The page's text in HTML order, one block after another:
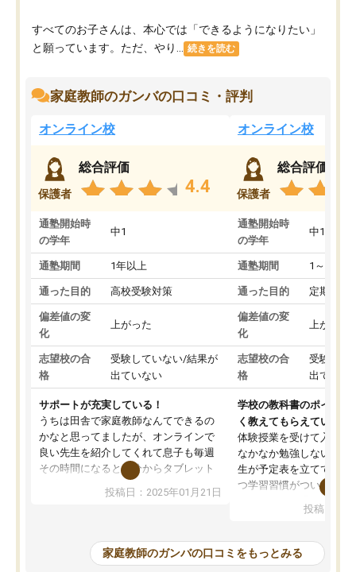
すべてのお子さんは、本心では「できるようになりたい」
と願っています。ただ、やり...
続きを読む
家庭教師のガンバの口コミ・評判
オンライン校
保護者
総合評価
4.4
通塾開始時
の学年
中1
通塾期間 1年以上
通った目的 高校受験対策
偏差値の変
化
上がった
志望校の合
格
受験していない/結果が
出ていない
サポートが充実している！
うちは田舎で家庭教師なんてできるの
かなと思ってましたが、オンラインで
良い先生を紹介してくれて息子も毎週
その時間になると自分からタブレット
を開いてzoomを繋げるようになりまし
た！5科目なんでもOKなのもとても気
めて1年ほどだった今では平均点以上の
科目が増えてきました！あと1年受験ま
投稿日：2025年01月21日
オンライン校
保護者
総合評価
通塾開始時
の学年
中1
通塾期間 1～3ヵ月
通った目的 定期テス
偏差値の変
化
上がった
志望校の合
格
受験して
出ていな
学校の教科書のポイント
く教えてもらえている
体験授業を受けて入塾し
なかなか勉強しない息子
生が予定表を立ててくれ
つ学習習慣がついてきま
指導が無い日も予定表
問できるのでとても助か
投稿日：
家庭教師のガンバの口コミをもっとみる